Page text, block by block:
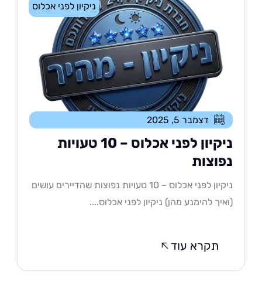
ניקיון לפני אכלוס
דצמבר 5, 2025
ניקיון לפני אכלוס – 10 טעויות
ניקיון לפני אכלוס – 10 טעויות נפוצות שהדיירים עושים
להימנע מהן) ניקיון לפני אכלוס....
תקרא עוד